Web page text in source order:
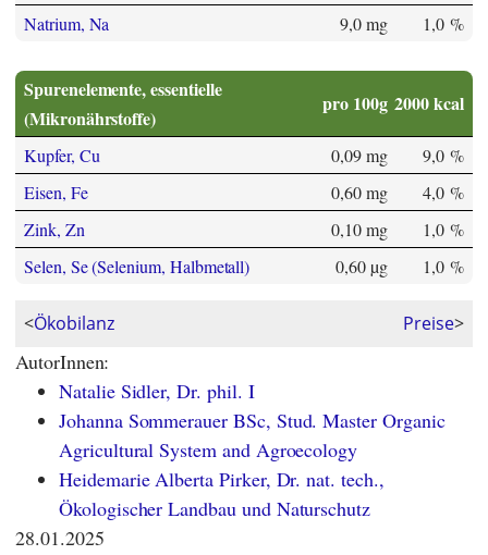
Natrium, Na
9,0 mg 1,0 %
Spurenelemente, essentielle
(Mikronährstoffe)
pro 100g 2000 kcal
Kupfer, Cu 0,09 mg
9,0 %
Eisen, Fe
0,60 mg
4,0 %
Zink, Zn
0,10 mg
1,0 %
Selen, Se (Selenium, Halbmetall)
0,60 µg 1,0 %
<Ökobilanz Preise>
AutorInnen:
Natalie Sidler, Dr. phil. I
Johanna Sommerauer BSc, Stud. Master Organic
Agricultural System and Agroecology
Heidemarie Alberta Pirker, Dr. nat. tech.,
Ökologischer Landbau und Naturschutz
28.01.2025